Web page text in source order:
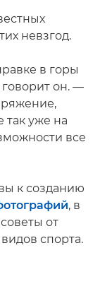
невзгод.
в горы
он. —
так уже на
все
к созданию
, в
от
спорта.